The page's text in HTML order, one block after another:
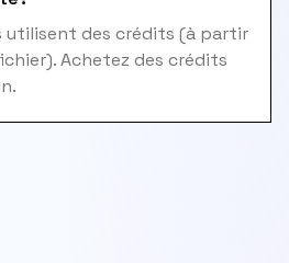
utilisent des crédits (à partir
Achetez des crédits